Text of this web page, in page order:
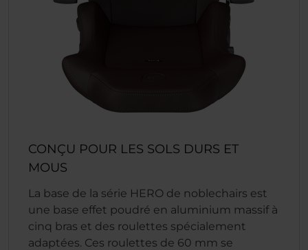
CONÇU POUR LES SOLS DURS ET
MOUS
La base de la série HERO de noblechairs est
une base effet poudré en aluminium massif à
cinq bras et des roulettes spécialement
adaptées. Ces roulettes de 60 mm se